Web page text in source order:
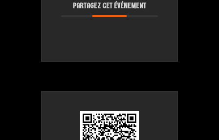
PARTAGEZ CET ÉVÉNEMENT